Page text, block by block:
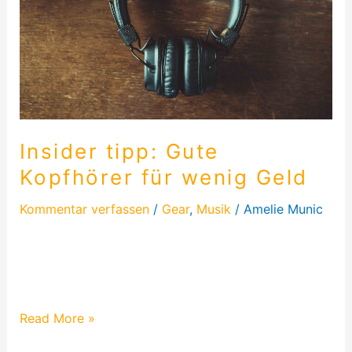
Insider tipp: Gute
Kopfhörer für wenig Geld
Kommentar verfassen / Gear, Musik / Amelie Munic
wenig
Geld
Read More »